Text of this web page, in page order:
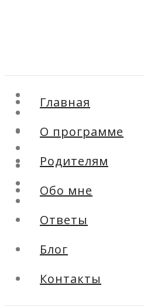
Главная
Родителям
Ответы
Блог
Главная
О программе
Родителям
Обо мне
Ответы
Блог
Контакты